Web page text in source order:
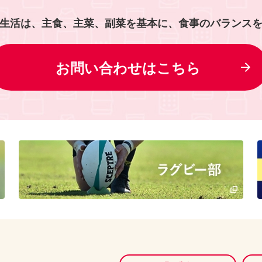
活は、主食、主菜、副菜を基本に、食事のバランス
お問い合わせはこちら